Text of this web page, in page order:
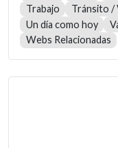
Trabajo
Tránsito /
Un día como hoy
Webs Relacionadas